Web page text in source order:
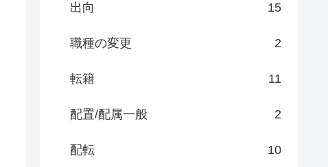
出向 15
職種の変更 2
転籍 11
配置/配属一般 2
配転 10